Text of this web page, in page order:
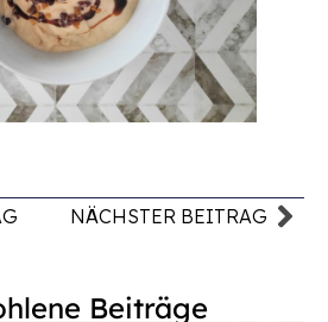
NÄCHSTER BEITRAG
Beiträge